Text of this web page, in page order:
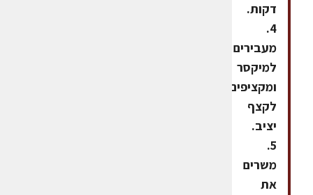
דקות.
4.
מעבירים
למיקסר
ומקציפים
לקצף
יציב.
5.
משרים
את